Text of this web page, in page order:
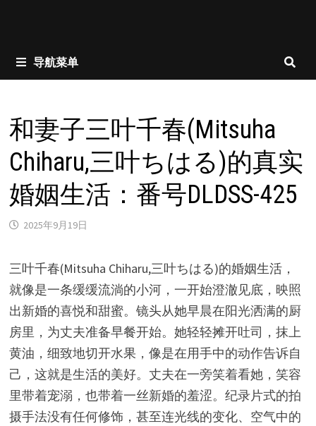
导航菜单
和妻子三叶千春(Mitsuha
Chiharu,三叶ちはる)的真实
婚姻生活：番号DLDSS-425
2025年9月19日
三叶千春(Mitsuha Chiharu,三叶ちはる)的婚姻生活，
就像是一条缓缓流淌的小河，一开始澄澈见底，映照
出新婚的喜悦和甜蜜。镜头从她早晨在阳光洒满的厨
房里，为丈夫准备早餐开始。她轻轻摊开吐司，抹上
黄油，细致地切开水果，像是在用手中的动作告诉自
己，这就是生活的美好。丈夫在一旁笑着看她，笑容
里带着宠溺，也带着一丝新婚的羞涩。纪录片式的拍
摄手法没有任何修饰，甚至连光线的变化、空气中的